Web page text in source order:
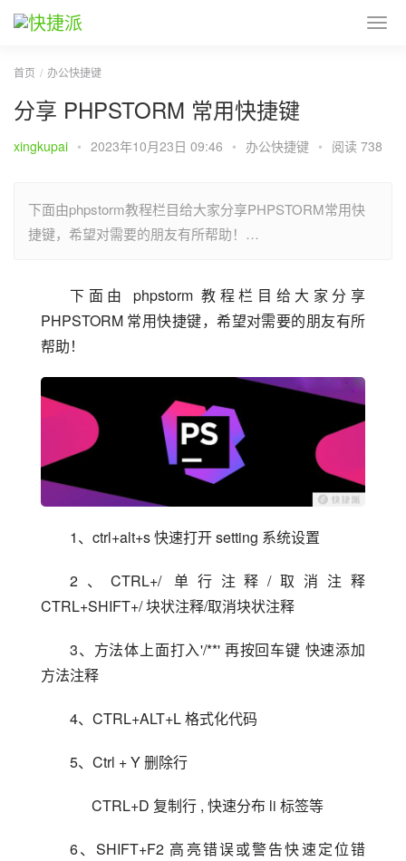
首页 办公快捷键
分享 PHPSTORM 常用快捷键
xingkupai • 2023年10月23日 09:46 • 办公快捷键 • 阅读 738
下面由phpstorm教程栏目给大家分享PHPSTORM常用快
捷键，希望对需要的朋友有所帮助！…
下面由 phpstorm 教程栏目给大家分享
PHPSTORM 常用快捷键，希望对需要的朋友有所
帮助！
1、ctrl+alt+s 快速打开 setting 系统设置
2、CTRL+/ 单行注释/取消注释
CTRL+SHIFT+/ 块状注释/取消块状注释
3、方法体上面打入'/**' 再按回车键 快速添加
方法注释
4、CTRL+ALT+L 格式化代码
5、Ctrl + Y 删除行
CTRL+D 复制行 , 快速分布 li 标签等
6、SHIFT+F2 高亮错误或警告快速定位错